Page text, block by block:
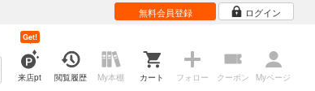
無料会員登録 ログイン
来店pt
Get!
閲覧履歴 My本棚 カート フォロー クーポン Myページ